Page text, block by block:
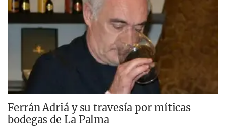
Ferrán Adriá y su travesía por míticas
bodegas de La Palma